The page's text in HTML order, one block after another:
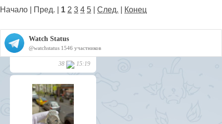
Начало | Пред. | 1 2 3 4 5 След. Конец